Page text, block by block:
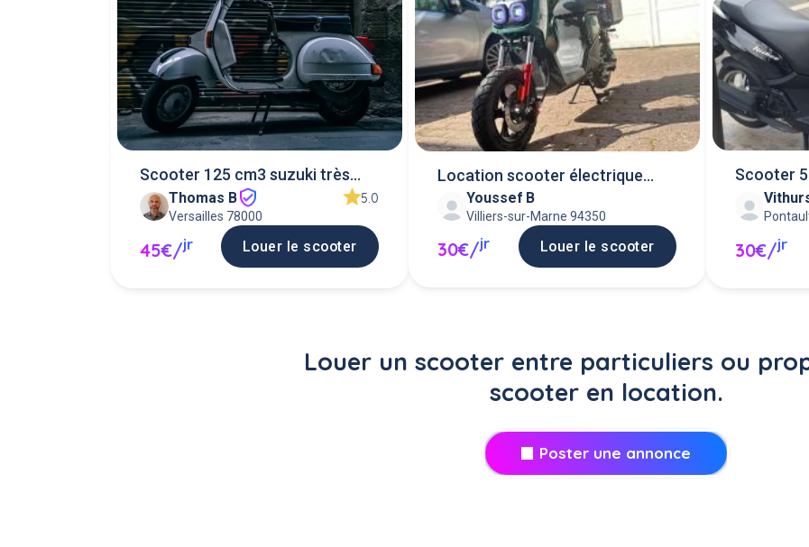
Scooter 125 cm3 suzuki très
maniable
Thomas B 5.0
Versailles 78000
45€/jr Louer le scooter
Location scooter électrique
neufYoussef B
Villiers-sur-Marne 94350
30€/jr Louer le scooter
Scooter
30€/jr
Louer un scooter entre particuliers ou
scooter en location.
Poster une annonce